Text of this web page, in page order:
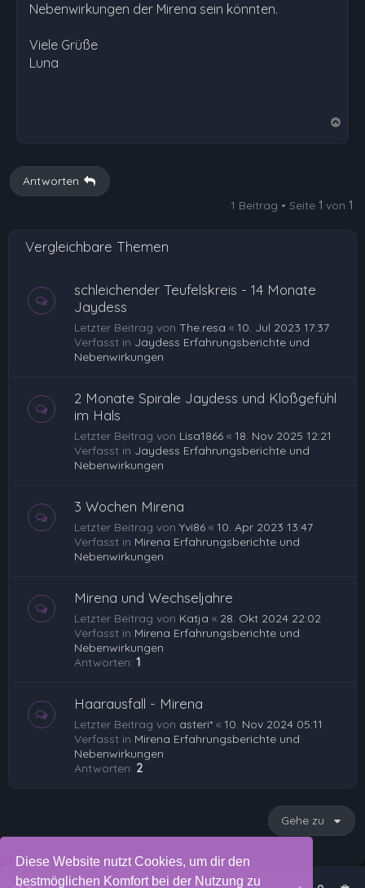
Diese Website nutzt Cookies, um dir den
bestmöglichen Komfort bei der Nutzung zu
Nebenwirkungen der Mirena sein könnten.
Viele Grüße
Luna
b
Antworten
1 Beitrag • Seite 1 von 1
Vergleichbare Themen
schleichender Teufelskreis - 14 Monate
Jaydess
Letzter Beitrag von The.resa « 10. Jul 2023 17:37
Verfasst in Jaydess Erfahrungsberichte und
Nebenwirkungen
2 Monate Spirale Jaydess und Kloßgefühl
im Hals
Letzter Beitrag von Lisa1866 « 18. Nov 2025 12:21
Verfasst in Jaydess Erfahrungsberichte und
Nebenwirkungen
3 Wochen Mirena
Letzter Beitrag von Yvi86 « 10. Apr 2023 13:47
Verfasst in Mirena Erfahrungsberichte und
Nebenwirkungen
Mirena und Wechseljahre
Letzter Beitrag von Katja « 28. Okt 2024 22:02
Verfasst in Mirena Erfahrungsberichte und
Nebenwirkungen
Antworten: 1
Haarausfall - Mirena
Letzter Beitrag von asteri* « 10. Nov 2024 05:11
Verfasst in Mirena Erfahrungsberichte und
Nebenwirkungen
Antworten: 2
Gehe zu